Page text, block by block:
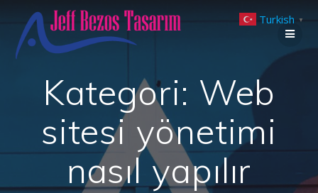
to
Kategori: Web
sitesi yönetimi
nasıl yapılır
Turkish ▼